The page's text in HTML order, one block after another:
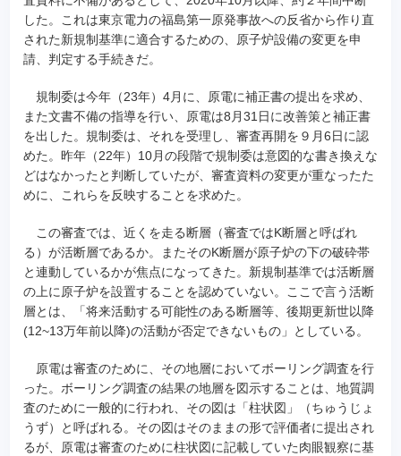
した。これは東京電力の福島第一原発事故への反省から作り直
された新規制基準に適合するための、原子炉設備の変更を申
請、判定する手続きだ。
規制委は今年（23年）4月に、原電に補正書の提出を求め、
また文書不備の指導を行い、原電は8月31日に改善策と補正書
を出した。規制委は、それを受理し、審査再開を９月6日に認
めた。昨年（22年）10月の段階で規制委は意図的な書き換えな
どはなかったと判断していたが、審査資料の変更が重なったた
めに、これらを反映することを求めた。
この審査では、近くを走る断層（審査ではK断層と呼ばれ
る）が活断層であるか。またそのK断層が原子炉の下の破砕帯
と連動しているかが焦点になってきた。新規制基準では活断層
の上に原子炉を設置することを認めていない。ここで言う活断
層とは、「将来活動する可能性のある断層等、後期更新世以降
(12~13万年前以降)の活動が否定できないもの」としている。
原電は審査のために、その地層においてボーリング調査を行
った。ボーリング調査の結果の地層を図示することは、地質調
査のために一般的に行われ、その図は「柱状図」（ちゅうじょ
うず）と呼ばれる。その図はそのままの形で評価者に提出され
るが、原電は審査のために柱状図に記載していた肉眼観察に基